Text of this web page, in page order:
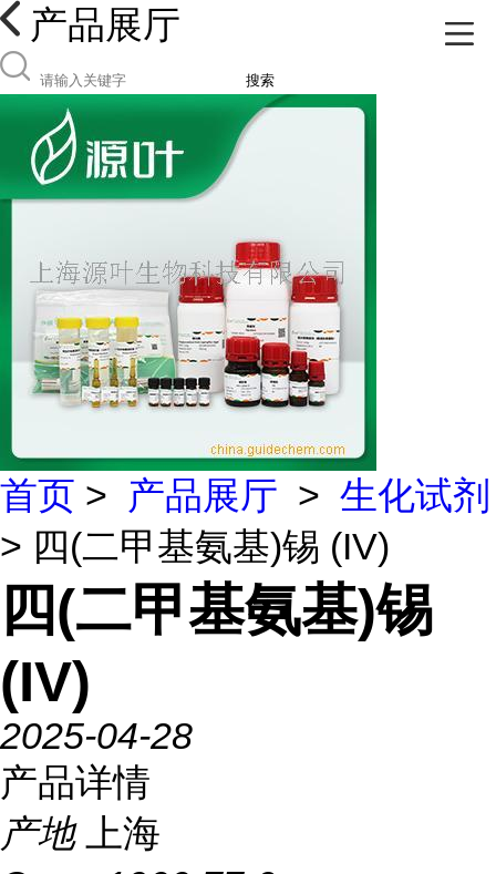
产品展厅
搜索
首页 > 产品展厅 > 生化试剂
> 四(二甲基氨基)锡 (IV)
四(二甲基氨基)锡
(IV)
2025-04-28
产品详情
产地
上海